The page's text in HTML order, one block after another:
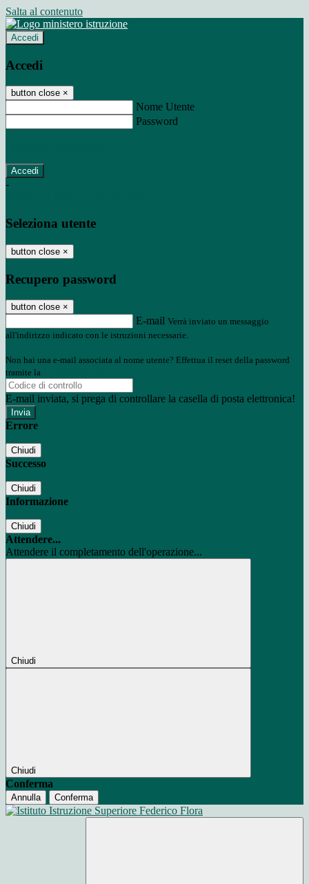
Salta al contenuto
Accedi
Accedi
button close ×
Nome Utente
Password
-
Seleziona utente
button close ×
Recupero password
button close ×
E-mail Verrà inviato un messaggio
all'indirizzo indicato con le istruzioni necessarie.
Non hai una e-mail associata al nome utente? Effettua il reset della password
tramite la
E-mail inviata, si prega di controllare la casella di posta elettronica!
Errore
Chiudi
Successo
Chiudi
Informazione
Chiudi
Attendere...
Attendere il completamento dell'operazione...
Chiudi
Chiudi
Conferma
Annulla Conferma